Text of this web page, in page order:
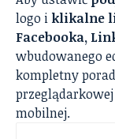
logo i klikalne
Facebooka,
wbudowanego
kompletny
mobilnej.